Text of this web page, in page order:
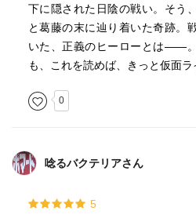
下に隠された日陰の戦い。そう
と葛藤の末に辿り着いた奇跡。
いた、正義のヒーローとは――
も、これを読めば、きっと仮面ラ
0
唸るバクテリアさん
5